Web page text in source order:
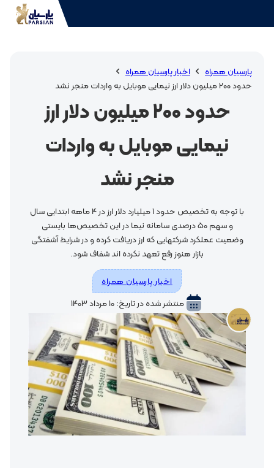
پارسیان همراه
اخبار پارسیان همراه
حدود ۲۰۰ میلیون دلار ارز نیمایی موبایل به واردات منجر نشد
حدود ۲۰۰ میلیون دلار ارز
نیمایی موبایل به واردات
منجر نشد
با توجه به تخصیص حدود 1 میلیارد دلار ارز در 4 ماهه ابتدایی سال
و سهم 50 درصدی سامانه نیما در این تخصیص‌ها بایستی
وضعیت عملکرد شرکتهایی که ارز دریافت کرده و در شرایط آشفتگی
بازار هنوز رفع تعهد نکرده اند شفاف شود.
اخبار پارسیان همراه
منتشر شده در تاریخ: ۱۰ مرداد ۱۴۰۳